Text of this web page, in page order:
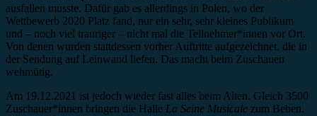
ausfallen musste. Dafür gab es allerdings in Polen, wo der
Wettbewerb 2020 Platz fand, nur ein sehr, sehr kleines Publikum
und – noch viel trauriger – nicht mal die Teilnehmer*innen vor Ort.
Von denen wurden stattdessen vorher Auftritte aufgezeichnet, die in
der Sendung auf Leinwand liefen. Das macht beim Zuschauen
wehmütig.
Am 19.12.2021 ist jedoch wieder fast alles beim Alten. Gleich 3500
Zuschauer*innen bringen die Halle La Seine Musicale zum Beben.